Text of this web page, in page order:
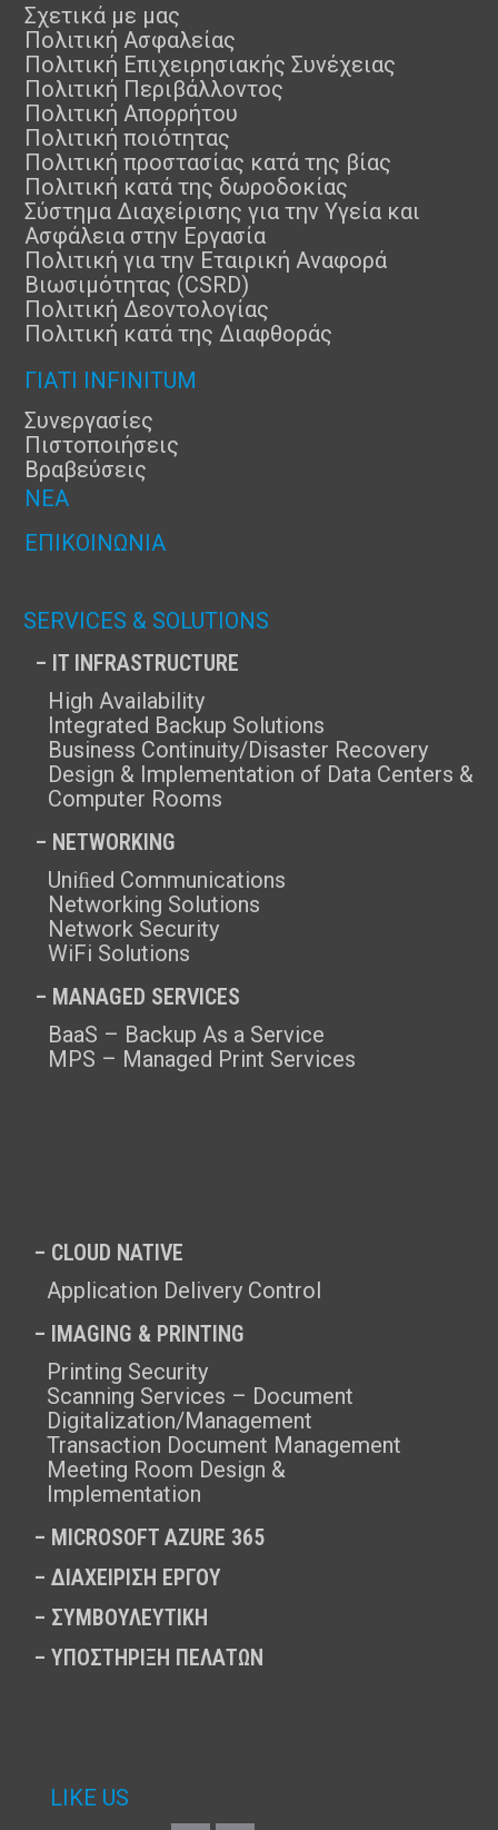
Σχετικά με μας
Πολιτική Ασφαλείας
Πολιτική Επιχειρησιακής Συνέχειας
Πολιτική Περιβάλλοντος
Πολιτική Απορρήτου
Πολιτική ποιότητας
Πολιτική προστασίας κατά της βίας
Πολιτική κατά της δωροδοκίας
Σύστημα Διαχείρισης για την Υγεία και
Ασφάλεια στην Εργασία
Πολιτική για την Εταιρική Αναφορά
Βιωσιμότητας (CSRD)
Πολιτική Δεοντολογίας
Πολιτική κατά της Διαφθοράς
ΓΙΑΤΊ INFINITUM
Συνεργασίες
Πιστοποιήσεις
Βραβεύσεις
ΝΈΑ
ΕΠΙΚΟΙΝΩΝΊΑ
SERVICES & SOLUTIONS
– IT INFRASTRUCTURE
High Availability
Integrated Backup Solutions
Business Continuity/Disaster Recovery
Design & Implementation of Data Centers &
Computer Rooms
– NETWORKING
Uniﬁed Communications
Networking Solutions
Network Security
WiFi Solutions
– MANAGED SERVICES
BaaS – Backup As a Service
MPS – Managed Print Services
– CLOUD NATIVE
Application Delivery Control
– IMAGING & PRINTING
Printing Security
Scanning Services – Document
Digitalization/Management
Transaction Document Management
Meeting Room Design &
Implementation
– MICROSOFT AZURE 365
– ΔΙΑΧΕΙΡΙΣΗ ΕΡΓΟΥ
– ΣΥΜΒΟΥΛΕΥΤΙΚΗ
– ΥΠΟΣΤΗΡΙΞΗ ΠΕΛΑΤΩΝ
LIKE US